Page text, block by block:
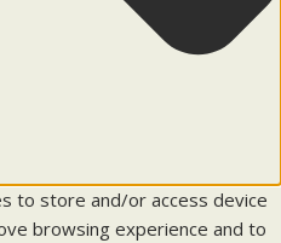
to store and/or access device
browsing experience and to